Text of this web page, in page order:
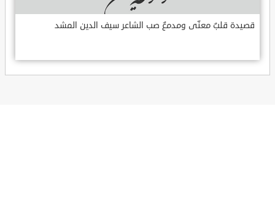
قصيدة قلبٌ معنّى ومدمعٌ صب الشاعر سيف الدين المشد